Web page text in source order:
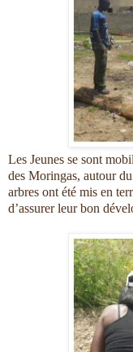
Les Jeunes se sont
des Moringas, autour
arbres ont été mis en
d’assurer leur bon